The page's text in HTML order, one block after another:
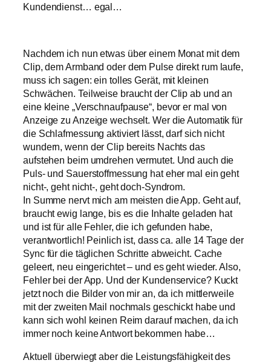
Kundendienst… egal…
Nachdem ich nun etwas über einem Monat mit dem
Clip, dem Armband oder dem Pulse direkt rum laufe,
muss ich sagen: ein tolles Gerät, mit kleinen
Schwächen. Teilweise braucht der Clip ab und an
eine kleine „Verschnaufpause“, bevor er mal von
Anzeige zu Anzeige wechselt. Wer die Automatik für
die Schlafmessung aktiviert lässt, darf sich nicht
wundern, wenn der Clip bereits Nachts das
aufstehen beim umdrehen vermutet. Und auch die
Puls- und Sauerstoffmessung hat eher mal ein geht
nicht-, geht nicht-, geht doch-Syndrom.
In Summe nervt mich am meisten die App. Geht auf,
braucht ewig lange, bis es die Inhalte geladen hat
und ist für alle Fehler, die ich gefunden habe,
verantwortlich! Peinlich ist, dass ca. alle 14 Tage der
Sync für die täglichen Schritte abweicht. Cache
geleert, neu eingerichtet – und es geht wieder. Also,
Fehler bei der App. Und der Kundenservice? Kuckt
jetzt noch die Bilder von mir an, da ich mittlerweile
mit der zweiten Mail nochmals geschickt habe und
kann sich wohl keinen Reim darauf machen, da ich
immer noch keine Antwort bekommen habe…
Aktuell überwiegt aber die Leistungsfähigkeit des